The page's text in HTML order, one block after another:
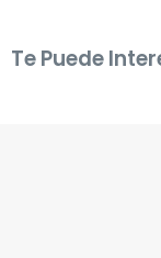
Te Puede